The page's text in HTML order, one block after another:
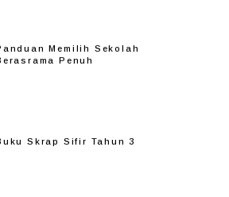
Memilih Sekolah
Penuh
Skrap Sifir Tahun 3